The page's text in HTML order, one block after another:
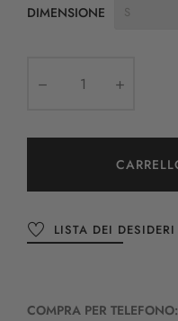
DIMENSIONE
LISTA DEI DESIDERI
COMPRA PER TELEFONO: